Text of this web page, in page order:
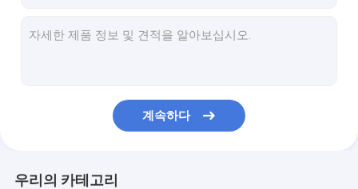
초침 교류 발전기
계속하다
우리의 카테고리